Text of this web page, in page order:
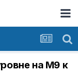
на М9 к